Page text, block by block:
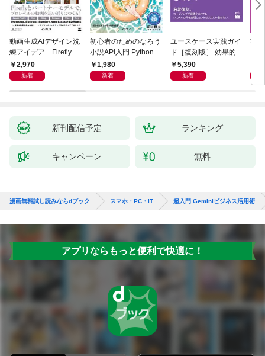
動画生成AIデザイン洗
練アイデア Firefly &
Veo， Kling， etc.
2,970
新着
初心者のためのなろう
小説API入門 Pythonで
作るデータ活用法
1,980
新着
ユースケース実践ガイ
ド［復刻版］ 効果的な
ユースケースの書き方
5,390
新着
実
新刊配信予定 ランキング
キャンペーン 無料
漫画無料試し読みならdブック スマホ・PC・IT 超入門 Geminiビジネス活用術
アプリならもっと便利で快適に！